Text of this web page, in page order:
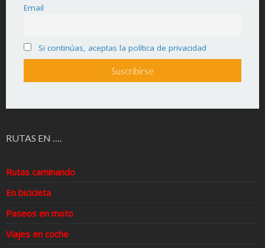
Email
Si continúas, aceptas la política de privacidad
RUTAS EN ….
Rutas caminando
En bicicleta
Paseos en moto
Viajes en coche